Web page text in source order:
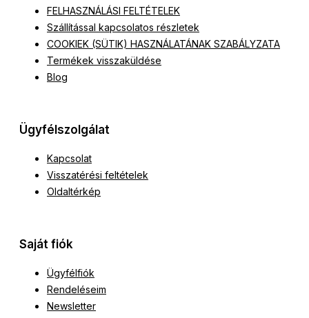
FELHASZNÁLÁSI FELTÉTELEK
Szállítással kapcsolatos részletek
COOKIEK (SÜTIK) HASZNÁLATÁNAK SZABÁLYZATA
Termékek visszaküldése
Blog
Ügyfélszolgálat
Kapcsolat
Visszatérési feltételek
Oldaltérkép
Saját fiók
Ügyfélfiók
Rendeléseim
Newsletter